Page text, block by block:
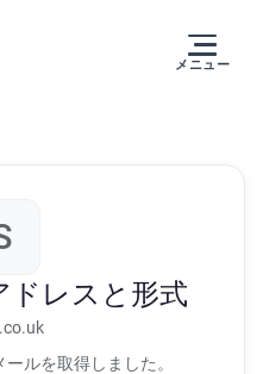
メニュー
ドレスと形式
ルを取得しました。